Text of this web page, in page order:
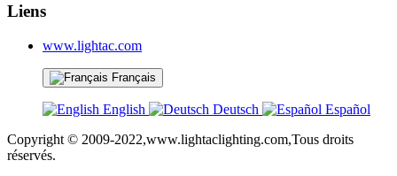
Liens
www.lightac.com
Français
English Deutsch
Español
Copyright © 2009-2022,www.lightaclighting.com,Tous droits
réservés.